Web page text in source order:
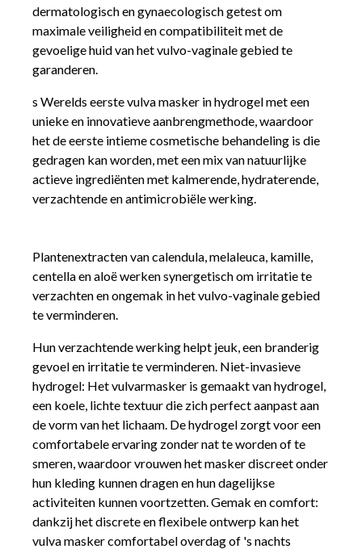
dermatologisch en gynaecologisch getest om
maximale veiligheid en compatibiliteit met de
gevoelige huid van het vulvo-vaginale gebied te
garanderen.
s Werelds eerste vulva masker in hydrogel met een
unieke en innovatieve aanbrengmethode, waardoor
het de eerste intieme cosmetische behandeling is die
gedragen kan worden, met een mix van natuurlijke
actieve ingrediënten met kalmerende, hydraterende,
verzachtende en antimicrobiële werking.
Plantenextracten van calendula, melaleuca, kamille,
centella en aloë werken synergetisch om irritatie te
verzachten en ongemak in het vulvo-vaginale gebied
te verminderen.
Hun verzachtende werking helpt jeuk, een branderig
gevoel en irritatie te verminderen. Niet-invasieve
hydrogel: Het vulvarmasker is gemaakt van hydrogel,
een koele, lichte textuur die zich perfect aanpast aan
de vorm van het lichaam. De hydrogel zorgt voor een
comfortabele ervaring zonder nat te worden of te
smeren, waardoor vrouwen het masker discreet onder
hun kleding kunnen dragen en hun dagelijkse
activiteiten kunnen voortzetten. Gemak en comfort:
dankzij het discrete en flexibele ontwerp kan het
vulva masker comfortabel overdag of 's nachts